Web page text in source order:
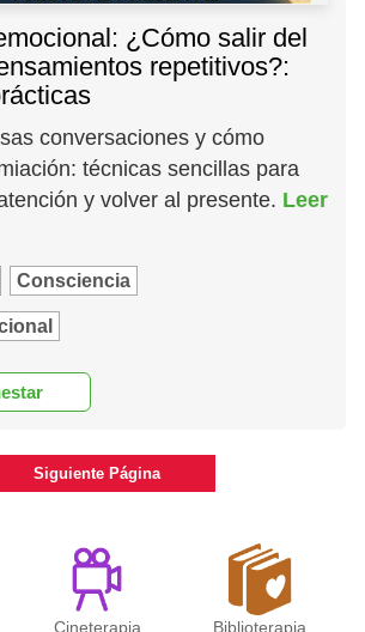
¿Cómo salir del
repetitivos?:
conversaciones y cómo
técnicas sencillas para
y volver al presente. Leer
Consciencia
Siguiente Página
Cineterapia Biblioterapia